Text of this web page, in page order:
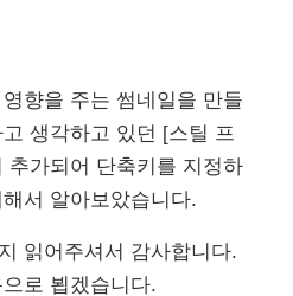
향을 주는 썸네일을 만들
생각하고 있던 [스틸 프
추가되어 단축키를 지정하
서 알아보았습니다.
읽어주셔서 감사합니다.
로 뵙겠습니다.